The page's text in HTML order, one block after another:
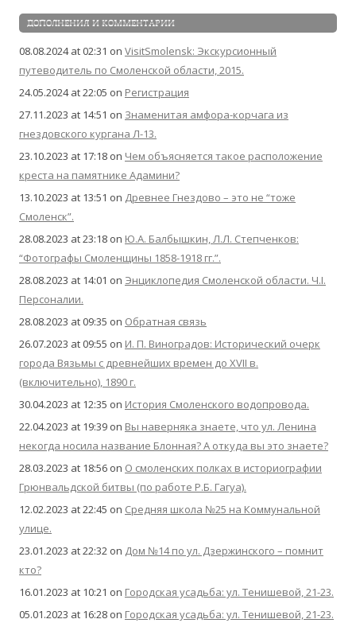
ДОПОЛНЕНИЯ И КОММЕНТАРИИ
08.08.2024 at 02:31 on VisitSmolensk: Экскурсионный
путеводитель по Смоленской области, 2015.
24.05.2024 at 22:05 on Регистрация
27.11.2023 at 14:51 on Знаменитая амфора-корчага из
гнездовского кургана Л-13.
23.10.2023 at 17:18 on Чем объясняется такое расположение
креста на памятнике Адамини?
13.10.2023 at 13:51 on Древнее Гнездово – это не “тоже
Смоленск”.
28.08.2023 at 23:18 on Ю.А. Балбышкин, Л.Л. Степченков:
“Фотографы Смоленщины 1858-1918 гг.”.
28.08.2023 at 14:01 on Энциклопедия Смоленской области. Ч.I.
Персоналии.
28.08.2023 at 09:35 on Обратная связь
26.07.2023 at 09:55 on И. П. Виноградов: Исторический очерк
города Вязьмы с древнейших времен до XVII в.
(включительно), 1890 г.
30.04.2023 at 12:35 on История Смоленского водопровода.
22.04.2023 at 19:39 on Вы наверняка знаете, что ул. Ленина
некогда носила название Блонная? А откуда вы это знаете?
28.03.2023 at 18:56 on О смоленских полках в историографии
Грюнвальдской битвы (по работе Р.Б. Гагуа).
12.02.2023 at 22:45 on Средняя школа №25 на Коммунальной
улице.
23.01.2023 at 22:32 on Дом №14 по ул. Дзержинского – помнит
кто?
16.01.2023 at 10:21 on Городская усадьба: ул. Тенишевой, 21-23.
05.01.2023 at 16:28 on Городская усадьба: ул. Тенишевой, 21-23.